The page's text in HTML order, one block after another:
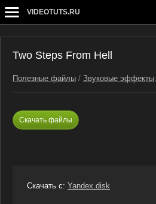
VIDEOTUTS.RU
Two Steps From Hell
Полезные файлы / Звуковые эффекты
Скачать файлы
Скачать с: Yandex.disk